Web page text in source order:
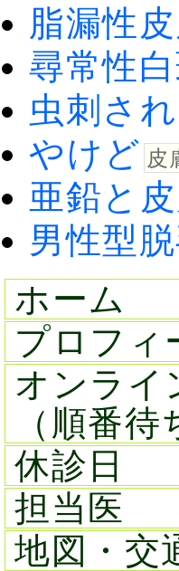
脂漏性
尋常性
虫刺さ
やけど 皮
亜鉛と
男性型
ホーム
プロフィ
オンライ
（順番待
休診日
担当医
地図・交